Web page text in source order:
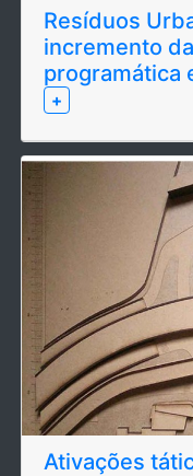
Resíduos
incremento
programática
+
Ativações